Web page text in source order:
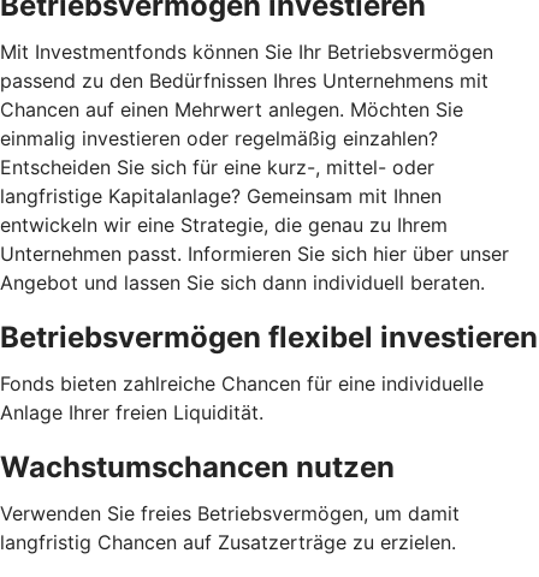
Mit Investmentfonds können Sie Ihr Betriebsvermögen
passend zu den Bedürfnissen Ihres Unternehmens mit
Chancen auf einen Mehrwert anlegen. Möchten Sie
einmalig investieren oder regelmäßig einzahlen?
Entscheiden Sie sich für eine kurz-, mittel- oder
langfristige Kapitalanlage? Gemeinsam mit Ihnen
entwickeln wir eine Strategie, die genau zu Ihrem
Unternehmen passt. Informieren Sie sich hier über unser
Angebot und lassen Sie sich dann individuell beraten.
Betriebsvermögen flexibel investieren
Fonds bieten zahlreiche Chancen für eine individuelle
Anlage Ihrer freien Liquidität.
Wachstumschancen nutzen
Verwenden Sie freies Betriebsvermögen, um damit
langfristig Chancen auf Zusatzerträge zu erzielen.